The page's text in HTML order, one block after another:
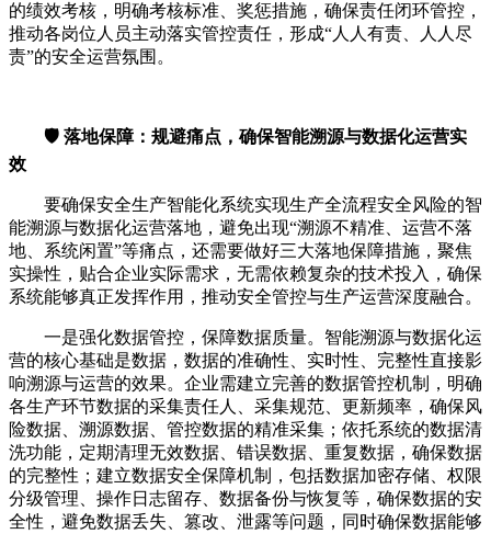
的绩效考核，明确考核标准、奖惩措施，确保责任闭环管控，
推动各岗位人员主动落实管控责任，形成“人人有责、人人尽
责”的安全运营氛围。
🛡️ 落地保障：规避痛点，确保智能溯源与数据化运营实
效
要确保安全生产智能化系统实现生产全流程安全风险的智
能溯源与数据化运营落地，避免出现“溯源不精准、运营不落
地、系统闲置”等痛点，还需要做好三大落地保障措施，聚焦
实操性，贴合企业实际需求，无需依赖复杂的技术投入，确保
系统能够真正发挥作用，推动安全管控与生产运营深度融合。
一是强化数据管控，保障数据质量。智能溯源与数据化运
营的核心基础是数据，数据的准确性、实时性、完整性直接影
响溯源与运营的效果。企业需建立完善的数据管控机制，明确
各生产环节数据的采集责任人、采集规范、更新频率，确保风
险数据、溯源数据、管控数据的精准采集；依托系统的数据清
洗功能，定期清理无效数据、错误数据、重复数据，确保数据
的完整性；建立数据安全保障机制，包括数据加密存储、权限
分级管理、操作日志留存、数据备份与恢复等，确保数据的安
全性，避免数据丢失、篡改、泄露等问题，同时确保数据能够